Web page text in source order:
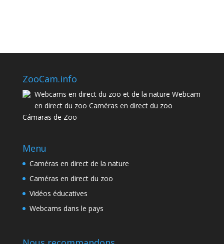
ZooCam.info
Webcams en direct du zoo et de la nature Webcam
en direct du zoo Caméras en direct du zoo
Cámaras de Zoo
Menu
Caméras en direct de la nature
Caméras en direct du zoo
Vidéos éducatives
Webcams dans le pays